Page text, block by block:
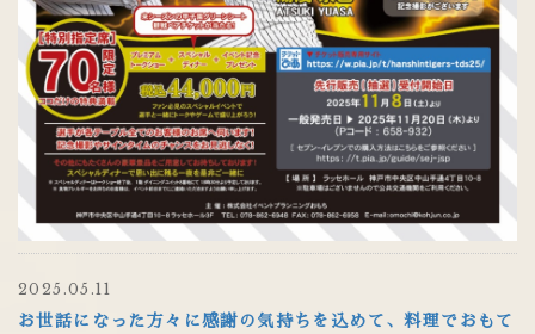
2025.05.11
お世話になった方々に感謝の気持ちを込めて、料理でおもて